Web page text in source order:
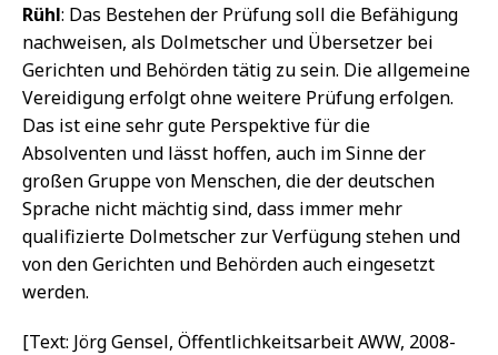
Rühl: Das Bestehen der Prüfung soll die Befähigung
nachweisen, als Dolmetscher und Übersetzer bei
Gerichten und Behörden tätig zu sein. Die allgemeine
Vereidigung erfolgt ohne weitere Prüfung erfolgen.
Das ist eine sehr gute Perspektive für die
Absolventen und lässt hoffen, auch im Sinne der
großen Gruppe von Menschen, die der deutschen
Sprache nicht mächtig sind, dass immer mehr
qualifizierte Dolmetscher zur Verfügung stehen und
von den Gerichten und Behörden auch eingesetzt
werden.
[Text: Jörg Gensel, Öffentlichkeitsarbeit AWW, 2008-